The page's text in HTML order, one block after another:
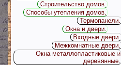
Строительство домов.
Способы утепления домов.
Термопанели.
Окна и двери.
Входные двери.
Межкомнатные двери.
Окна металлопластиковые и
деревянные.